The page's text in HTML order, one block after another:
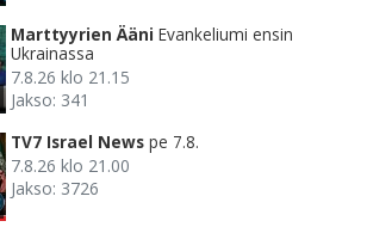
Marttyyrien Ääni Evankeliumi ensin
Ukrainassa
7.8.26 klo 21.15
Jakso: 341
TV7 Israel News pe 7.8.
7.8.26 klo 21.00
Jakso: 3726